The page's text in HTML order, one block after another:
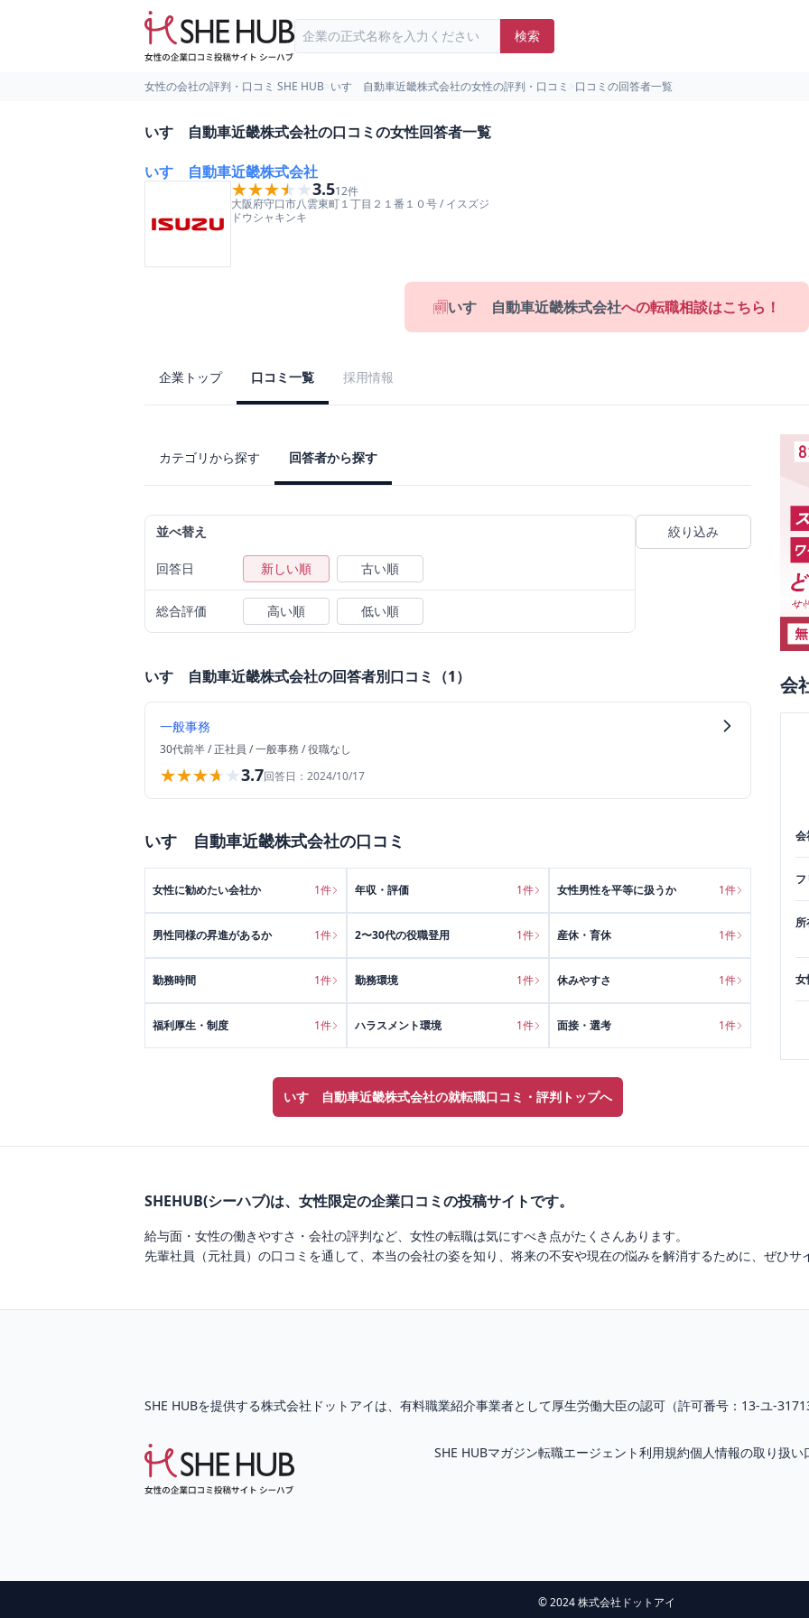
検索
女性の会社の評判・口コミ SHE HUB いすゞ自動車近畿株式会社の女性の評判・口コミ 口コミの回答者一覧
いすゞ自動車近畿株式会社の口コミの女性回答者一覧
いすゞ自動車近畿株式会社
★★★★★
★★★★★3.512件
大阪府守口市八雲東町１丁目２１番１０号/イスズジ
ドウシャキンキ
いすゞ自動車近畿株式会社への転職相談はこちら！
企業トップ 口コミ一覧 採用情報
カテゴリから探す 回答者から探す
並べ替え
回答日 新しい順 古い順
総合評価 高い順 低い順
絞り込み
いすゞ自動車近畿株式会社の回答者別口コミ（1）
一般事務
30代前半/正社員 /一般事務 /役職なし
★★★★★
★★★★★3.7回答日： 2024/10/17
いすゞ自動車近畿株式会社の口コミ
女性に勧めたい会社か 1件 年収・評価 1件 女性男性を平等に扱うか 1件
男性同様の昇進があるか 1件 2〜30代の役職登用 1件 産休・育休 1件
勤務時間 1件 勤務環境 1件 休みやすさ 1件
福利厚生・制度 1件 ハラスメント環境 1件 面接・選考 1件
いすゞ自動車近畿株式会社の就転職口コミ・評判トップへ
会
会
女
SHEHUB(シーハブ)は、女性限定の企業口コミの投稿サイトです。
給与面・女性の働きやすさ・会社の評判など、女性の転職は気にすべき点がたくさんあります。
先輩社員（元社員）の口コミを通して、本当の会社の姿を知り、将来の不安や現在の悩みを解消するために、ぜひサ
SHE HUBを提供する株式会社ドットアイは、 有料職業紹介事業者として厚生労働大臣の認可（許可番号：13-ユ-
SHE HUBマガジン転職エージェント利用規約個人情報の取り扱い
© 2024 株式会社ドットアイ